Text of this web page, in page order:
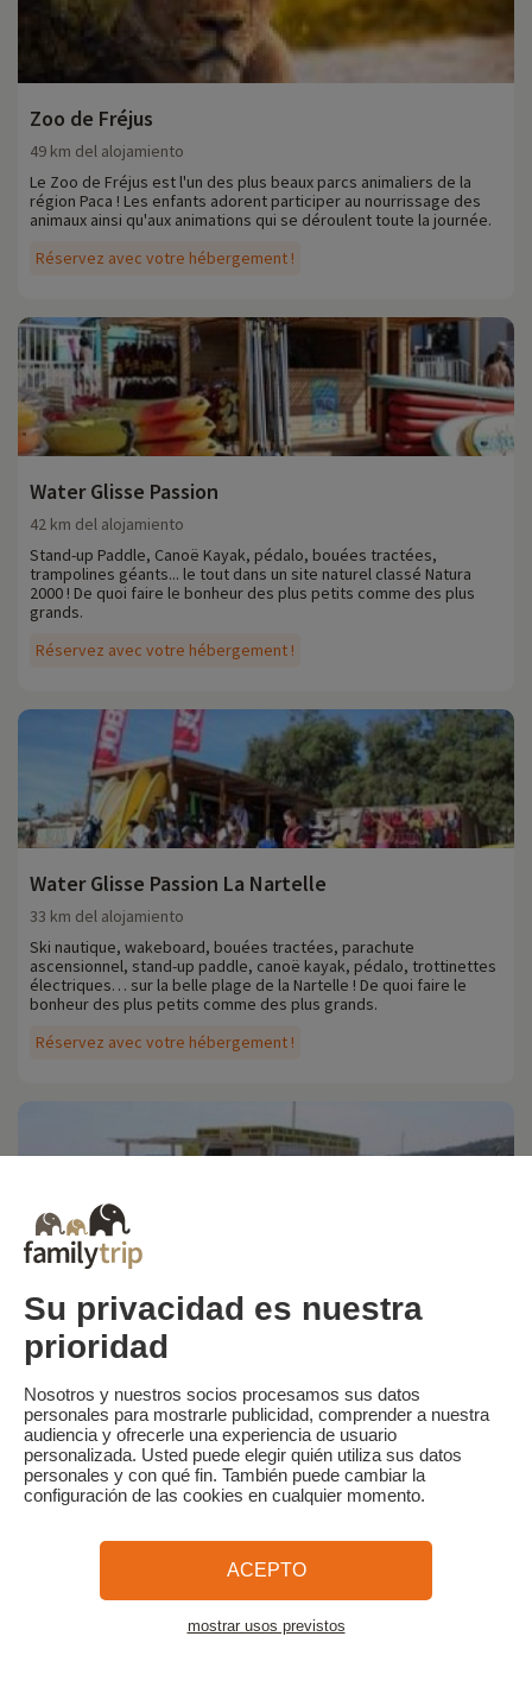
Zoo de Fréjus
Réservez avec votre hébergement !
49 km del alojamiento
Le Zoo de Fréjus est l'un des plus beaux parcs animaliers de la
région Paca ! Les enfants adorent participer au nourrissage des
animaux ainsi qu'aux animations qui se déroulent toute la journée.
Water Glisse Passion
Réservez avec votre hébergement !
42 km del alojamiento
Stand-up Paddle, Canoë Kayak, pédalo, bouées tractées,
trampolines géants... le tout dans un site naturel classé Natura
2000 ! De quoi faire le bonheur des plus petits comme des plus
grands.
Water Glisse Passion La Nartelle
Réservez avec votre hébergement !
33 km del alojamiento
Ski nautique, wakeboard, bouées tractées, parachute
ascensionnel, stand-up paddle, canoë kayak, pédalo, trottinettes
électriques… sur la belle plage de la Nartelle ! De quoi faire le
bonheur des plus petits comme des plus grands.
Water Glisse Passion Les Issambres
Réservez avec votre hébergement !
35 km del alojamiento
Ski nautique, wakeboard, baby-ski, bouées tractées, bateaux
sans permis, pédalo… sur le dynamique port des Issambres! De
Su privacidad es nuestra
prioridad
Nosotros y nuestros socios procesamos sus datos
personales para mostrarle publicidad, comprender a nuestra
audiencia y ofrecerle una experiencia de usuario
personalizada. Usted puede elegir quién utiliza sus datos
personales y con qué fin. También puede cambiar la
configuración de las cookies en cualquier momento.
ACEPTO
mostrar usos previstos